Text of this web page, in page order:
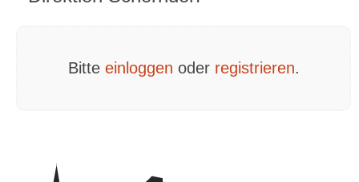
Bitte einloggen oder registrieren.